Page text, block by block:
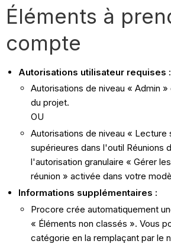
Éléments à
compte
Autorisations utilisateur requises :
Autorisations de niveau « Admin
du projet.
OU
Autorisations de niveau « Lecture
supérieures dans l'outil Réunions
l'autorisation granulaire « Gérer
réunion » activée dans votre
Informations supplémentaires :
Procore crée automatiquement
« Éléments non classés ». Vous
catégorie en la remplaçant par le